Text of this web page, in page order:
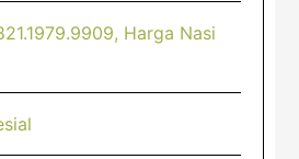
Harga Nasi